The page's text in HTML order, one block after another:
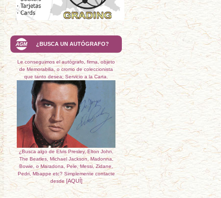
¿BUSCA UN AUTÓGRAFO?
Le conseguimos el autógrafo, firma, objeto
de Memorabilia, o cromo de coleccionista
que tanto desea; Servicio a la Carta.
¿Busca algo de Elvis Presley, Elton John,
The Beatles, Michael Jackson, Madonna,
Bowie, o Maradona, Pele, Messi, Zidane,
Pedri, Mbappe etc? Simplemente contacte
desde[AQUÍ]